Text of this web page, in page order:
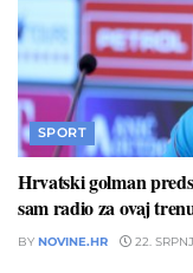
SPORT
Hrvatski golman
sam radio za ovaj
BY NOVINE.HR 22.